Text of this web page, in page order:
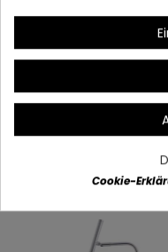
Vielleicht gefällt
Cookie-